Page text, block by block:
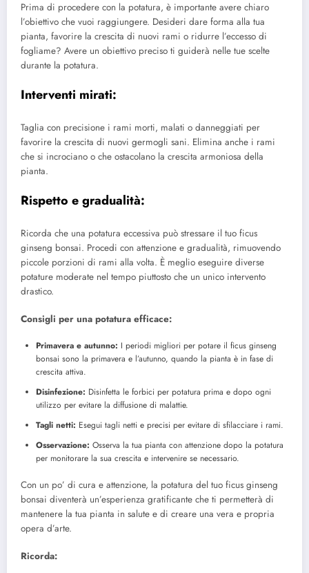
Prima di procedere con la potatura, è importante avere chiaro
l’obiettivo che vuoi raggiungere. Desideri dare forma alla tua
pianta, favorire la crescita di nuovi rami o ridurre l’eccesso di
fogliame? Avere un obiettivo preciso ti guiderà nelle tue scelte
durante la potatura.
Interventi mirati:
Taglia con precisione i rami morti, malati o danneggiati per
favorire la crescita di nuovi germogli sani. Elimina anche i rami
che si incrociano o che ostacolano la crescita armoniosa della
pianta.
Rispetto e gradualità:
Ricorda che una potatura eccessiva può stressare il tuo ficus
ginseng bonsai. Procedi con attenzione e gradualità, rimuovendo
piccole porzioni di rami alla volta. È meglio eseguire diverse
potature moderate nel tempo piuttosto che un unico intervento
drastico.
Consigli per una potatura efficace:
Primavera e autunno: I periodi migliori per potare il ficus ginseng
bonsai sono la primavera e l’autunno, quando la pianta è in fase di
crescita attiva.
Disinfezione: Disinfetta le forbici per potatura prima e dopo ogni
utilizzo per evitare la diffusione di malattie.
Tagli netti: Esegui tagli netti e precisi per evitare di sfilacciare i rami.
Osservazione: Osserva la tua pianta con attenzione dopo la potatura
per monitorare la sua crescita e intervenire se necessario.
Con un po’ di cura e attenzione, la potatura del tuo ficus ginseng
bonsai diventerà un’esperienza gratificante che ti permetterà di
mantenere la tua pianta in salute e di creare una vera e propria
opera d’arte.
Ricorda: